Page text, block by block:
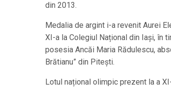
din 2013.
Medalia de argint i-a revenit Aurei
XI-a la Colegiul Național din Iași, în
posesia Ancăi Maria Rădulescu,
Brătianu” din Pitești.
Lotul național olimpic prezent la a